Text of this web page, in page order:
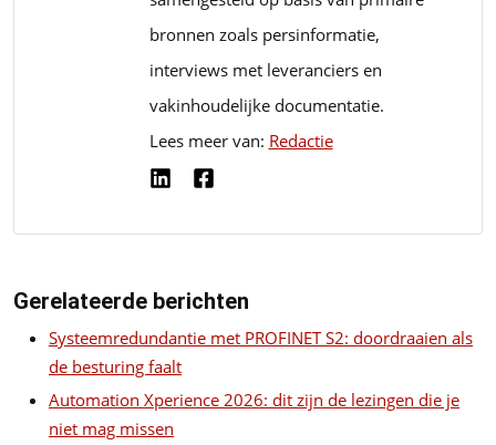
bronnen zoals persinformatie,
interviews met leveranciers en
vakinhoudelijke documentatie.
Lees meer van: Redactie
Gerelateerde berichten
Systeemredundantie met PROFINET S2: doordraaien als
de besturing faalt
Automation Xperience 2026: dit zijn de lezingen die je
niet mag missen